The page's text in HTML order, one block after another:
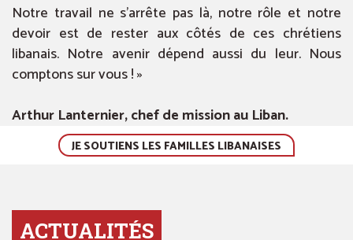
Notre travail ne s’arrête pas là, notre rôle et notre
devoir est de rester aux côtés de ces chrétiens
libanais. Notre avenir dépend aussi du leur. Nous
comptons sur vous ! »
Arthur Lanternier, chef de mission au Liban.
JE SOUTIENS LES FAMILLES LIBANAISES
ACTUALITÉS